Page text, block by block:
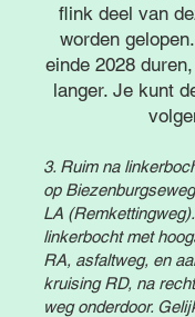
flink deel van
worden
einde 2028
langer. Je kunt
3. Ruim na
op
LA
linkerbocht met
RA, asfaltweg, en
kruising RD, na
weg onderdoor.